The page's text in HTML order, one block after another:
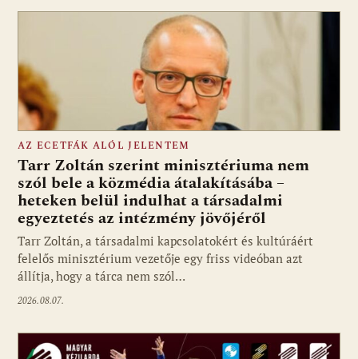
Fotó: media1.hu
AZ ECETFÁK ALÓL JELENTEM
Tarr Zoltán szerint minisztériuma nem
szól bele a közmédia átalakításába –
heteken belül indulhat a társadalmi
egyeztetés az intézmény jövőjéről
Tarr Zoltán, a társadalmi kapcsolatokért és kultúráért
felelős minisztérium vezetője egy friss videóban azt
állítja, hogy a tárca nem szól…
2026.08.07.